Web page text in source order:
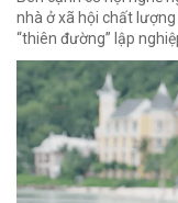
nhà ở xã hội chất
“thiên đường” lập